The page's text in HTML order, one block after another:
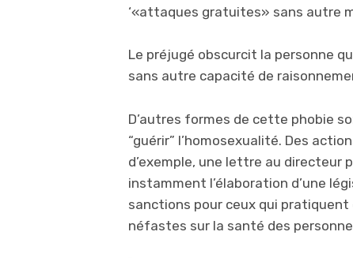
‘«attaques gratuites» sans autre
Le préjugé obscurcit la personne
sans autre capacité de
D’autres formes de cette phobie
“guérir” l’homosexualité. Des
d’exemple, une lettre au directeur
instamment l’élaboration d’une
sanctions pour ceux qui
néfastes sur la santé des